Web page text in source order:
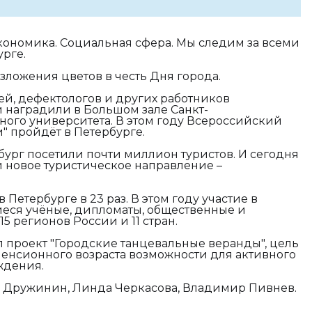
Социальная сфера. Мы следим за всеми
цветов в честь Дня города.
дефектологов и других работников
в Большом зале Санкт-
университета. В этом году Всероссийский
пройдёт в Петербурге.
посетили почти миллион туристов. И сегодня
туристическое направление –
в 23 раз. В этом году участие в
учёные, дипломаты, общественные и
регионов России и 11 стран.
проект "Городские танцевальные веранды", цель
возраста возможности для активного
Дружинин, Линда Черкасова, Владимир Пивнев.